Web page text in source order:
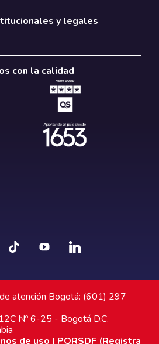
y legales
con la calidad
atención Bogotá: (601) 297
Nº 6-25 - Bogotá D.C.
de uso | PQRSDF (Registra